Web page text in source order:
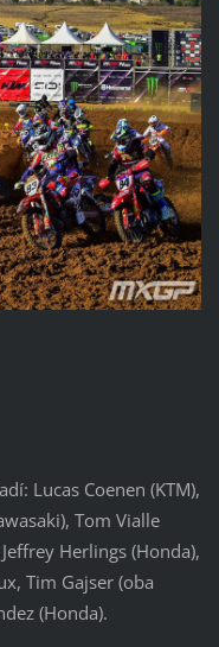
Lucas Coenen (KTM),
Tom Vialle
Herlings (Honda),
Tim Gajser (oba
(Honda).